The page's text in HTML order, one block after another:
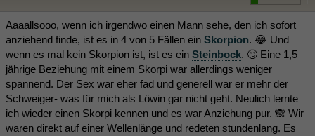
Aaaallsooo, wenn ich irgendwo einen Mann sehe, den ich sofort
anziehend finde, ist es in 4 von 5 Fällen ein Skorpion. 😂 Und
wenn es mal kein Skorpion ist, ist es ein Steinbock. 🙄 Eine 1,5
jährige Beziehung mit einem Skorpi war allerdings weniger
spannend. Der Sex war eher fad und generell war er mehr der
Schweiger- was für mich als Löwin gar nicht geht. Neulich lernte
ich wieder einen Skorpi kennen und es war Anziehung pur. 🙈 Wir
waren direkt auf einer Wellenlänge und redeten stundenlang. Es